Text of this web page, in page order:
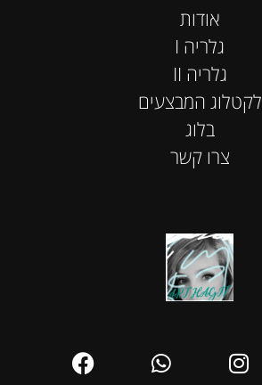
אודות
I גלריה
II גלריה
לקטלוג המבצעים
בלוג
צרו קשר